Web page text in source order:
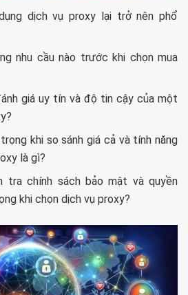
dịch vụ proxy lại trở nên phổ
nhu cầu nào trước khi chọn mua
giá uy tín và độ tin cậy của một
khi so sánh giá cả và tính năng
là gì?
tra chính sách bảo mật và quyền
khi chọn dịch vụ proxy?